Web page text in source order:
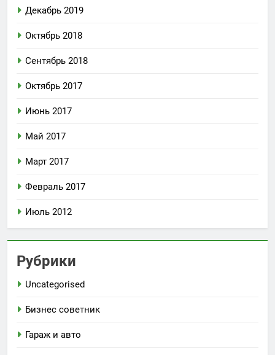
Декабрь 2019
Октябрь 2018
Сентябрь 2018
Октябрь 2017
Июнь 2017
Май 2017
Март 2017
Февраль 2017
Июль 2012
Рубрики
Uncategorised
Бизнес советник
Гараж и авто